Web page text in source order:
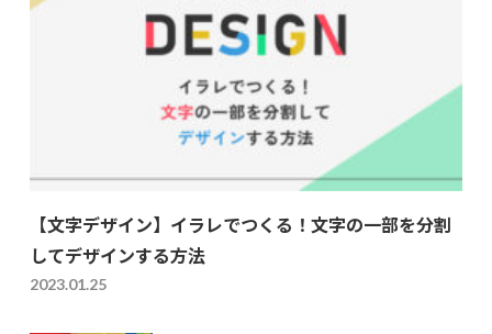
【文字デザイン】イラレでつくる！文字の一部を分割
してデザインする方法
2023.01.25